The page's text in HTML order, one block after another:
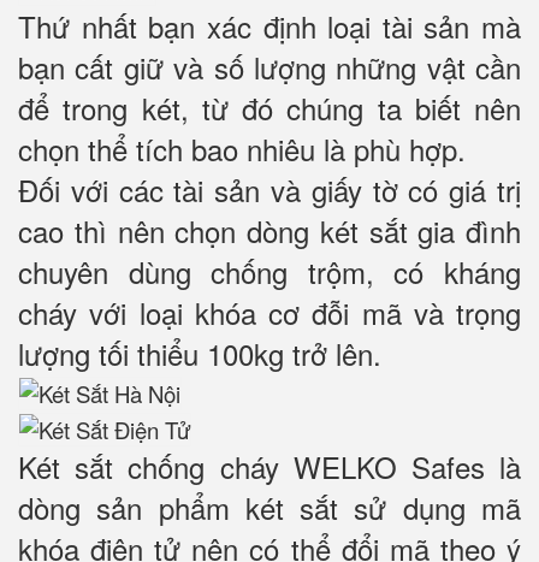
Thứ nhất bạn xác định loại tài sản mà
bạn cất giữ và số lượng những vật cần
để trong két, từ đó chúng ta biết nên
chọn thể tích bao nhiêu là phù hợp.
Đối với các tài sản và giấy tờ có giá trị
cao thì nên chọn dòng két sắt gia đình
chuyên dùng chống trộm, có kháng
cháy với loại khóa cơ đỗi mã và trọng
lượng tối thiểu 100kg trở lên.
Két sắt chống cháy WELKO Safes là
dòng sản phẩm két sắt sử dụng mã
khóa điện tử nên có thể đổi mã theo ý